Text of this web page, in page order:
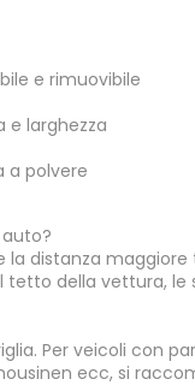
e rimuovibile
e larghezza
a polvere
la distanza
tetto della vettura, le
Per veicoli con
ecc, si